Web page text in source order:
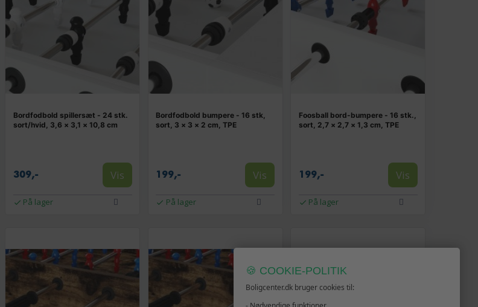
Bordfodbold spillersæt - 24 stk.
sort/hvid, 3,6 × 3,1 × 10,8 cm
309,- Vis
På lager
Bordfodbold bumpere - 16 stk,
sort, 3 × 3 × 2 cm, TPE
199,- Vis
På lager
Foosball bord-bumpere - 16 stk.,
sort, 2,7 × 2,7 × 1,3 cm, TPE
199,- Vis
På lager
🍪 COOKIE-POLITIK
Boligcenter.dk bruger cookies til: